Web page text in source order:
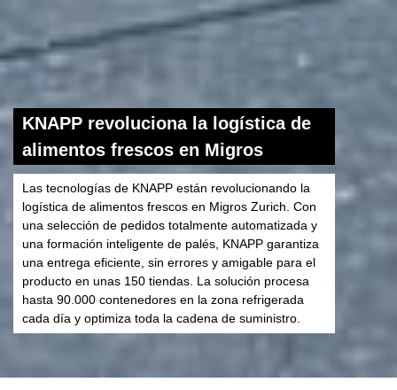
KNAPP revoluciona la logística de
alimentos frescos en Migros
Las tecnologías de KNAPP están revolucionando la
logística de alimentos frescos en Migros Zurich. Con
una selección de pedidos totalmente automatizada y
una formación inteligente de palés, KNAPP garantiza
una entrega eficiente, sin errores y amigable para el
producto en unas 150 tiendas. La solución procesa
hasta 90.000 contenedores en la zona refrigerada
cada día y optimiza toda la cadena de suministro.